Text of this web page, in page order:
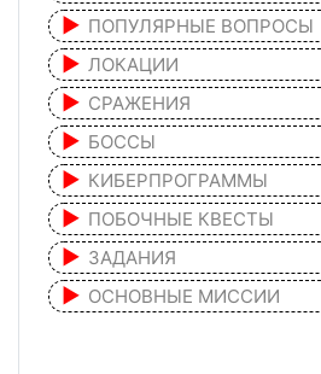
ПОПУЛЯРНЫЕ ВОПРОСЫ
ЛОКАЦИИ
СРАЖЕНИЯ
БОССЫ
КИБЕРПРОГРАММЫ
ПОБОЧНЫЕ КВЕСТЫ
ЗАДАНИЯ
ОСНОВНЫЕ МИССИИ